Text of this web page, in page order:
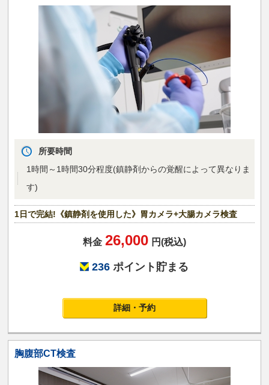
所要時間
1時間～1時間30分程度(鎮静剤からの覚醒によって異なりま
す)
1日で完結!《鎮静剤を使用した》胃カメラ+大腸カメラ検査
料金 26,000 円(税込)
236 ポイント貯まる
詳細・予約
胸腹部CT検査